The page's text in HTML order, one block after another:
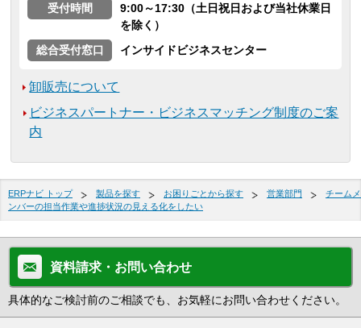
受付時間
9:00～17:30（土日祝日および当社休業日
を除く）
総合受付窓口
インサイドビジネスセンター
卸販売について
ビジネスパートナー・ビジネスマッチング制度のご案
内
ERPナビ トップ 製品を探す お困りごとから探す 営業部門
チームメ
ンバーの担当作業や進捗状況の見える化をしたい
資料請求・お問い合わせ
具体的なご検討前のご相談でも、お気軽にお問い合わせください。